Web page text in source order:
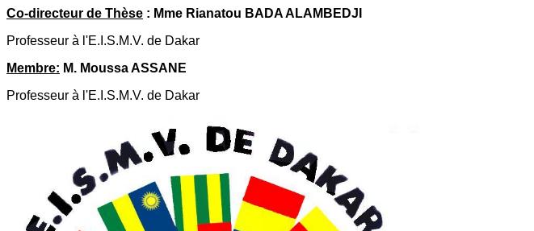
Co-directeur de Thèse : Mme Rianatou BADA ALAMBEDJI
Professeur à l'E.I.S.M.V. de Dakar
Membre: M. Moussa ASSANE
Professeur à l'E.I.S.M.V. de Dakar